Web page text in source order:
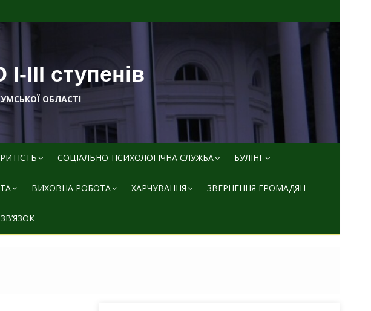
ІІІ ступенів
ОБЛАСТІ
СОЦІАЛЬНО-ПСИХОЛОГІЧНА СЛУЖБА БУЛІНГ
ВИХОВНА РОБОТА ХАРЧУВАННЯ ЗВЕРНЕННЯ ГРОМАДЯН
ЗВ’ЯЗОК